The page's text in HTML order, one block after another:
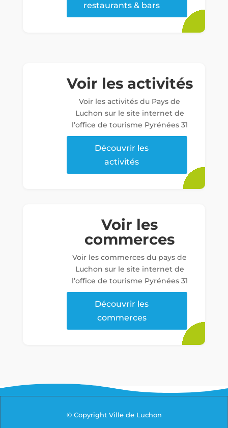
restaurants & bars
Voir les activités
Voir les activités du Pays de
Luchon sur le site internet de
l’office de tourisme Pyrénées 31
Découvrir les
activités
Voir les
commerces
Voir les commerces du pays de
Luchon sur le site internet de
l’office de tourisme Pyrénées 31
Découvrir les
commerces
© Copyright Ville de Luchon